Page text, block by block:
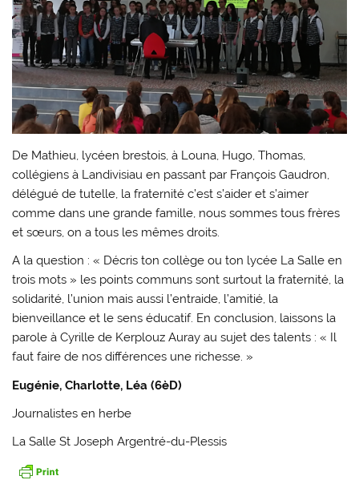
De Mathieu, lycéen brestois, à Louna, Hugo, Thomas,
collégiens à Landivisiau en passant par François Gaudron,
délégué de tutelle, la fraternité c’est s’aider et s’aimer
comme dans une grande famille, nous sommes tous frères
et sœurs, on a tous les mêmes droits.
A la question : « Décris ton collège ou ton lycée La Salle en
trois mots » les points communs sont surtout la fraternité, la
solidarité, l’union mais aussi l’entraide, l’amitié, la
bienveillance et le sens éducatif. En conclusion, laissons la
parole à Cyrille de Kerplouz Auray au sujet des talents : « Il
faut faire de nos différences une richesse. »
Eugénie, Charlotte, Léa (6èD)
Journalistes en herbe
La Salle St Joseph Argentré-du-Plessis